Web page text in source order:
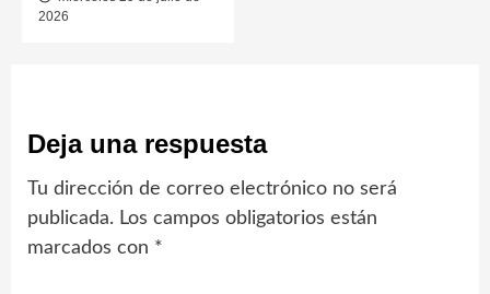
2026
Deja una respuesta
Tu dirección de correo electrónico no será
publicada. Los campos obligatorios están
marcados con *